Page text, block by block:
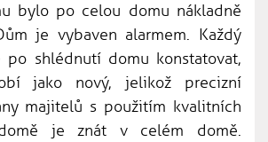
bylo po celou domu nákladně
je vybaven alarmem. Každý
po shlédnutí domu konstatovat,
jako nový, jelikož precizní
majitelů s použitím kvalitních
je znát v celém domě.